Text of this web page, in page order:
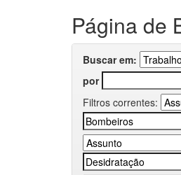
Página de
Buscar em:
por
Filtros correntes: